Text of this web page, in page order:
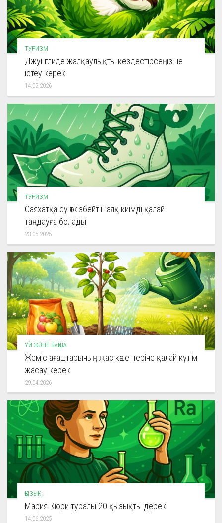
ТУРИЗМ
Джунглиде жалқаулықты кездестірсеңіз не
істеу керек
14.02.2026
ТУРИЗМ
Саяхатқа су өткізбейтін аяқ киімді қалай
таңдауға болады
23.05.2025
ҮЙ ЖӘНЕ БАҚША
Жеміс ағаштарының жас көшеттеріне қалай күтім
жасау керек
29.04.2026
ҚЫЗЫҚ
Мария Кюри туралы 20 қызықты дерек
14.06.2025